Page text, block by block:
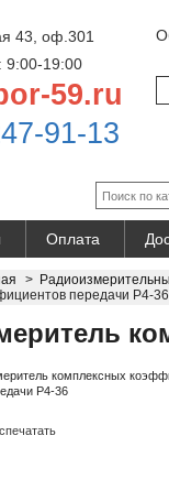
43, оф.301
9:00-19:00
59.ru
91-13
Оплата
>
передачи Р4-36